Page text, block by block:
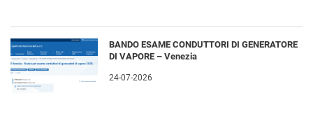
BANDO ESAME CONDUTTORI DI GENERATORE
DI VAPORE – Venezia
24-07-2026